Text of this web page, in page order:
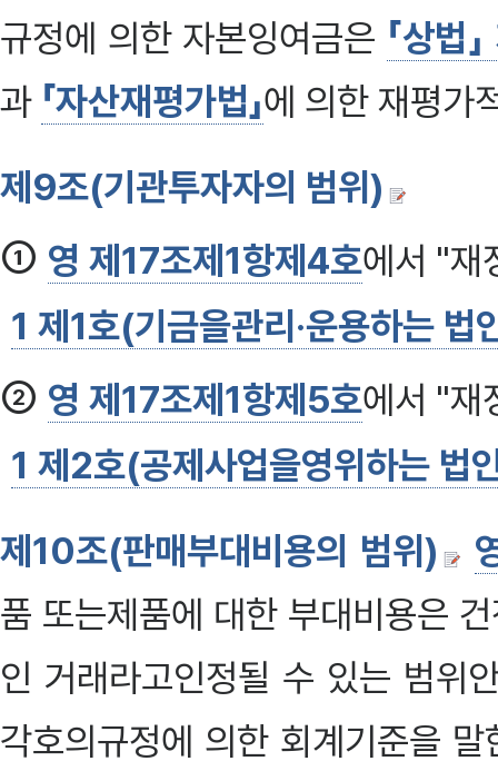
규정에 의한 자본잉여금은 「상법
과 「자산재평가법」에 의한 재평가
제9조(기관투자자의 범위)
① 영 제17조제1항제4호에서 "재
1 제1호(기금을관리·운용하는 법
② 영 제17조제1항제5호에서 "재
1 제2호(공제사업을영위하는 법
제10조(판매부대비용의 범위)
품 또는제품에 대한 부대비용은
인 거래라고인정될 수 있는 범위
각호의규정에 의한 회계기준을